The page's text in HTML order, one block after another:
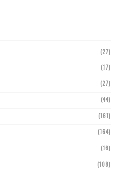
(27)
(17)
(27)
(44)
(161)
(164)
(16)
(108)